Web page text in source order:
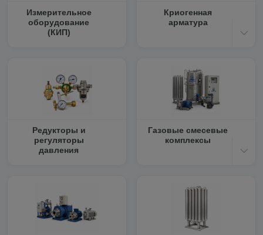
Измерительное
оборудование
(КИП)
Криогенная
арматура
Редукторы и
регуляторы
давления
Газовые смесевые
комплексы